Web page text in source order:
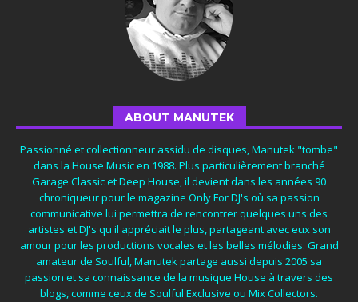
ABOUT MANUTEK
Passionné et collectionneur assidu de disques, Manutek "tombe"
dans la House Music en 1988. Plus particulièrement branché
Garage Classic et Deep House, il devient dans les années 90
chroniqueur pour le magazine Only For DJ's où sa passion
communicative lui permettra de rencontrer quelques uns des
artistes et DJ's qu'il appréciait le plus, partageant avec eux son
amour pour les productions vocales et les belles mélodies. Grand
amateur de Soulful, Manutek partage aussi depuis 2005 sa
passion et sa connaissance de la musique House à travers des
blogs, comme ceux de Soulful Exclusive ou Mix Collectors.